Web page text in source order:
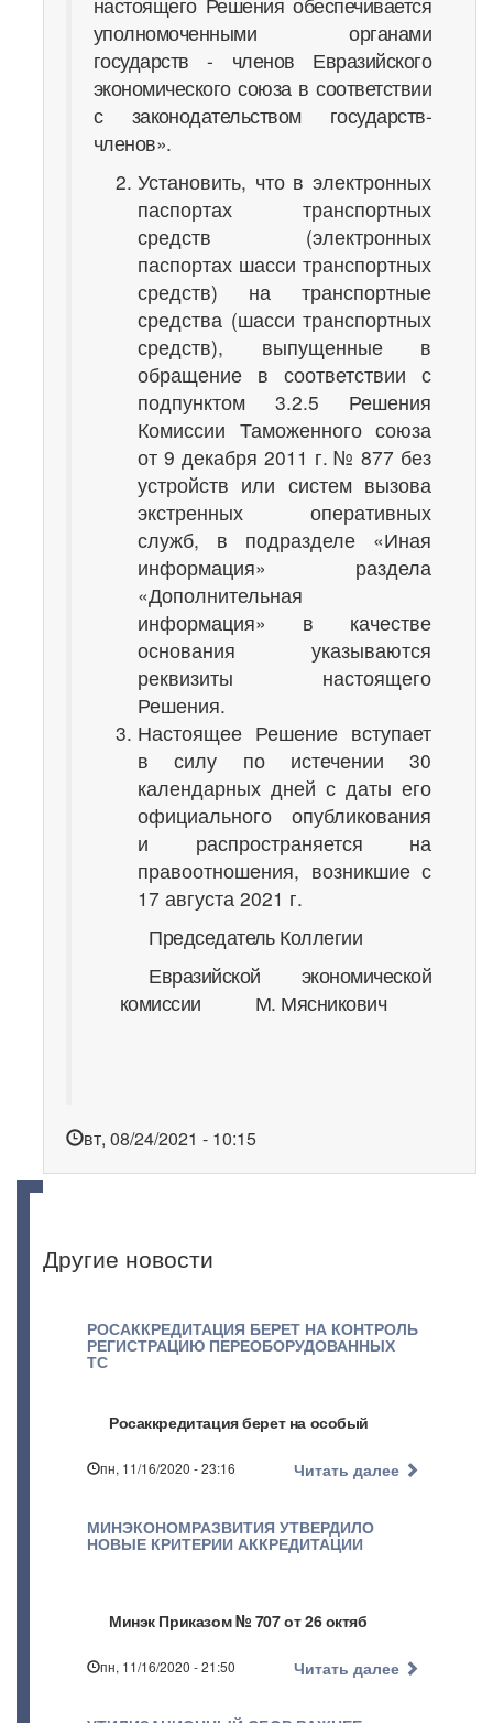
уполномоченными органами
государств - членов Евразийского
экономического союза в соответствии
с законодательством государств-
членов».
Установить, что в электронных
паспортах транспортных
средств (электронных
паспортах шасси транспортных
средств) на транспортные
средства (шасси транспортных
средств), выпущенные в
обращение в соответствии с
подпунктом 3.2.5 Решения
Комиссии Таможенного союза
от 9 декабря 2011 г. № 877 без
устройств или систем вызова
экстренных оперативных
служб, в подразделе «Иная
информация» раздела
«Дополнительная
информация» в качестве
основания указываются
реквизиты настоящего
Решения.
Настоящее Решение вступает
в силу по истечении 30
календарных дней с даты его
официального опубликования
и распространяется на
правоотношения, возникшие с
17 августа 2021 г.
Председатель Коллегии
Евразийской экономической
комиссии М. Мясникович
вт, 08/24/2021 - 10:15
Другие новости
РОСАККРЕДИТАЦИЯ БЕРЕТ НА КОНТРОЛЬ
РЕГИСТРАЦИЮ ПЕРЕОБОРУДОВАННЫХ
ТС
Росаккредитация берет на особый
пн, 11/16/2020 - 23:16 Читать далее
МИНЭКОНОМРАЗВИТИЯ УТВЕРДИЛО
НОВЫЕ КРИТЕРИИ АККРЕДИТАЦИИ
Минэк Приказом № 707 от 26 октяб
пн, 11/16/2020 - 21:50 Читать далее